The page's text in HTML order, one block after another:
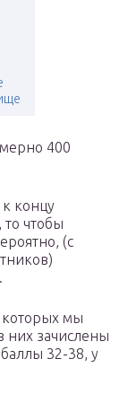
400
к концу
то чтобы
(с
которых мы
них зачислены
32-38, у